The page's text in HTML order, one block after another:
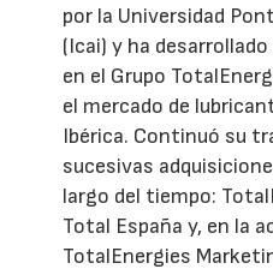
por la Universidad
(Icai) y ha
en el Grupo
el mercado de
Ibérica. Continuó su
sucesivas
largo del tiempo:
Total España y, en la
TotalEnergies